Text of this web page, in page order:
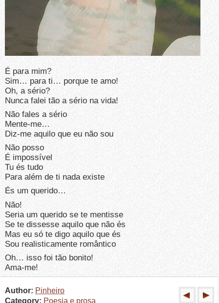
É para mim?
Sim… para ti… porque te amo!
Oh, a sério?
Nunca falei tão a sério na vida!
Não fales a sério
Mente-me…
Diz-me aquilo que eu não sou
Não posso
É impossível
Tu és tudo
Para além de ti nada existe
És um querido…
Não!
Seria um querido se te mentisse
Se te dissesse aquilo que não és
Mas eu só te digo aquilo que és
Sou realisticamente romântico
Oh… isso foi tão bonito!
Ama-me!
Author: Pinheiro
Category: Poesia e prosa